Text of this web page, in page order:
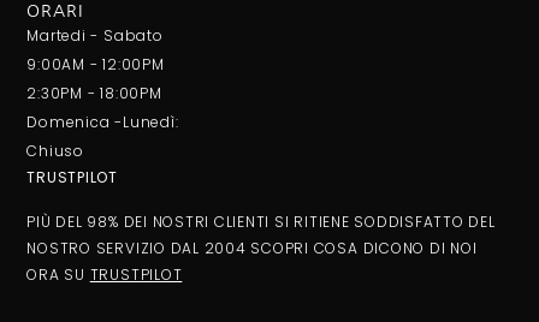
ORARI
Martedi - Sabato
9:00AM - 12:00PM
2:30PM - 18:00PM
Domenica -Lunedì:
Chiuso
TRUSTPILOT
PIÙ DEL 98% DEI NOSTRI CLIENTI SI RITIENE SODDISFATTO DEL
NOSTRO SERVIZIO DAL 2004 SCOPRI COSA DICONO DI NOI
ORA SU TRUSTPILOT